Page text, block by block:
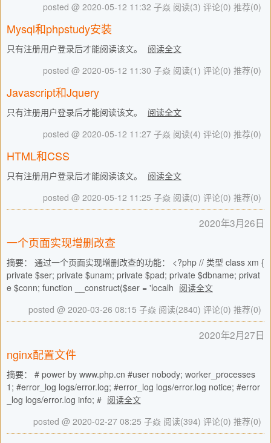
posted @ 2020-05-12 11:32 子焱 阅读(3) 评论(0) 推荐(0)
Mysql和phpstudy安装
只有注册用户登录后才能阅读该文。
阅读全文
posted @ 2020-05-12 11:30 子焱 阅读(1) 评论(0) 推荐(0)
Javascript和Jquery
只有注册用户登录后才能阅读该文。
阅读全文
posted @ 2020-05-12 11:27 子焱 阅读(4) 评论(0) 推荐(0)
HTML和CSS
只有注册用户登录后才能阅读该文。
阅读全文
posted @ 2020-05-12 11:25 子焱 阅读(0) 评论(0) 推荐(0)
2020年3月26日
一个页面实现增删改查
摘要： 通过一个页面实现增删改查的功能： <?php // 类型 class xm {
private $ser; private $unam; private $pad; private $dbname; privat
e $conn; function __construct($ser = 'localh 阅读全文
posted @ 2020-03-26 08:15 子焱 阅读(2840) 评论(0) 推荐(0)
2020年2月27日
nginx配置文件
摘要： # power by www.php.cn #user nobody; worker_processes
1; #error_log logs/error.log; #error_log logs/error.log notice; #error
_log logs/error.log info; # 阅读全文
posted @ 2020-02-27 08:25 子焱 阅读(394) 评论(0) 推荐(0)